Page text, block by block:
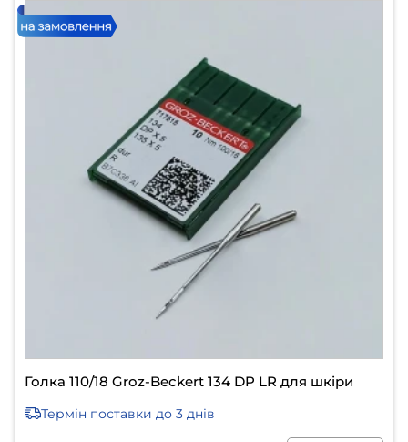
Голка 110/18 Groz-Beckert 134 DP LR для шкіри
Термін поставки до 3 днів